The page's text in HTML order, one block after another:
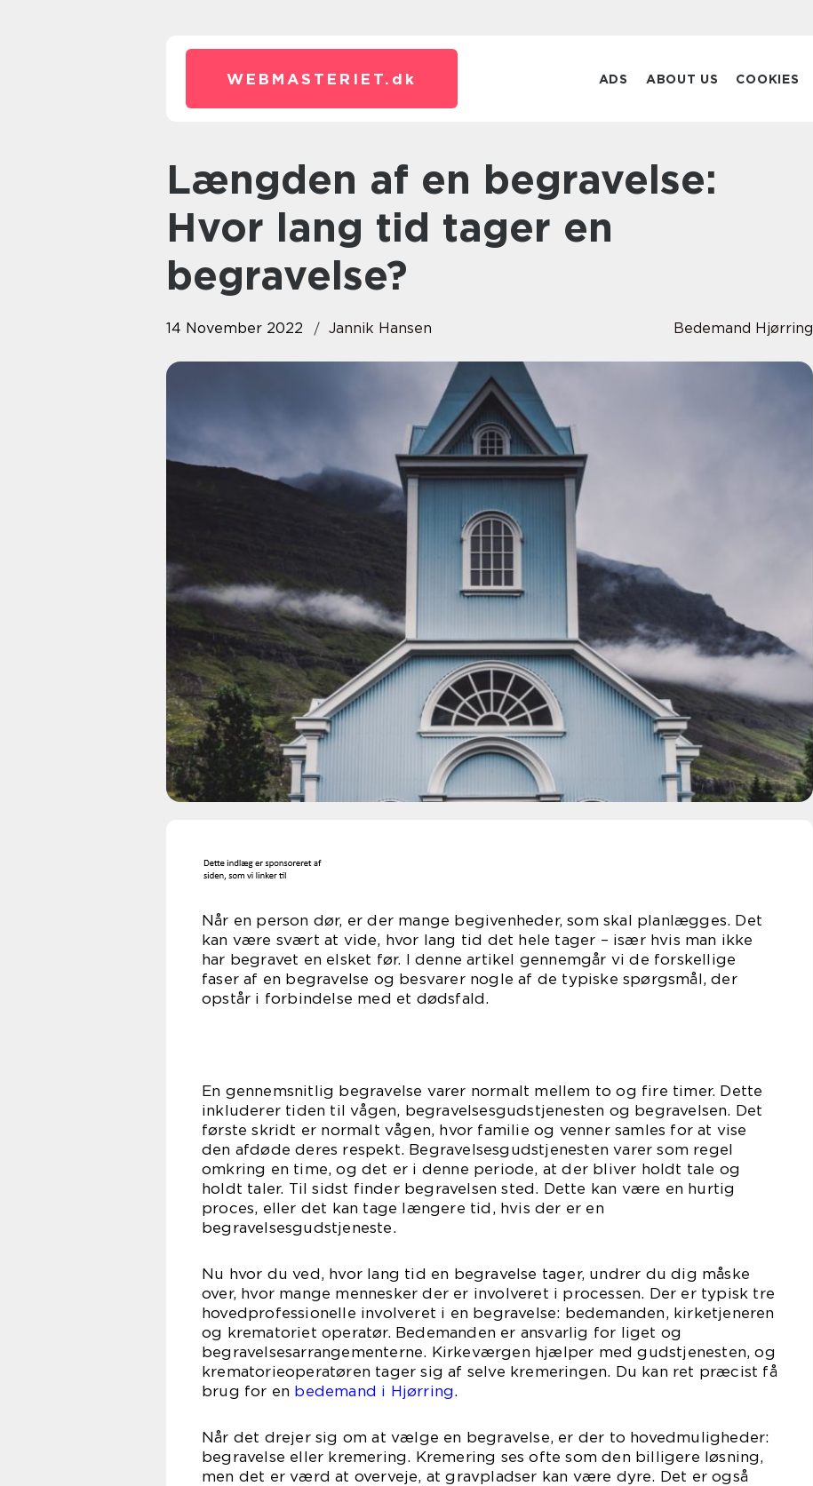
WEBMASTERIET. dk ADS ABOUT US COOKIES
Længden af en begravelse:
Hvor lang tid tager en
begravelse?
14 November 2022 Jannik Hansen Bedemand Hjørring
Når en person dør, er der mange begivenheder, som skal planlægges. Det
kan være svært at vide, hvor lang tid det hele tager – især hvis man ikke
har begravet en elsket før. I denne artikel gennemgår vi de forskellige
faser af en begravelse og besvarer nogle af de typiske spørgsmål, der
opstår i forbindelse med et dødsfald.
En gennemsnitlig begravelse varer normalt mellem to og fire timer. Dette
inkluderer tiden til vågen, begravelsesgudstjenesten og begravelsen. Det
første skridt er normalt vågen, hvor familie og venner samles for at vise
den afdøde deres respekt. Begravelsesgudstjenesten varer som regel
omkring en time, og det er i denne periode, at der bliver holdt tale og
holdt taler. Til sidst finder begravelsen sted. Dette kan være en hurtig
proces, eller det kan tage længere tid, hvis der er en
begravelsesgudstjeneste.
Nu hvor du ved, hvor lang tid en begravelse tager, undrer du dig måske
over, hvor mange mennesker der er involveret i processen. Der er typisk tre
hovedprofessionelle involveret i en begravelse: bedemanden, kirketjeneren
og krematoriet operatør. Bedemanden er ansvarlig for liget og
begravelsesarrangementerne. Kirkeværgen hjælper med gudstjenesten, og
krematorieoperatøren tager sig af selve kremeringen. Du kan ret præcist få
brug for en bedemand i Hjørring.
Når det drejer sig om at vælge en begravelse, er der to hovedmuligheder:
begravelse eller kremering. Kremering ses ofte som den billigere løsning,
men det er værd at overveje, at gravpladser kan være dyre. Det er også